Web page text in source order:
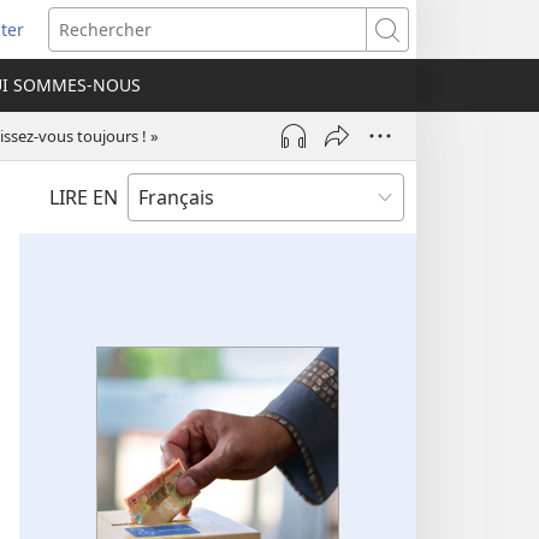
Rechercher
SOMMES-NOUS
vous toujours ! »
LIRE EN